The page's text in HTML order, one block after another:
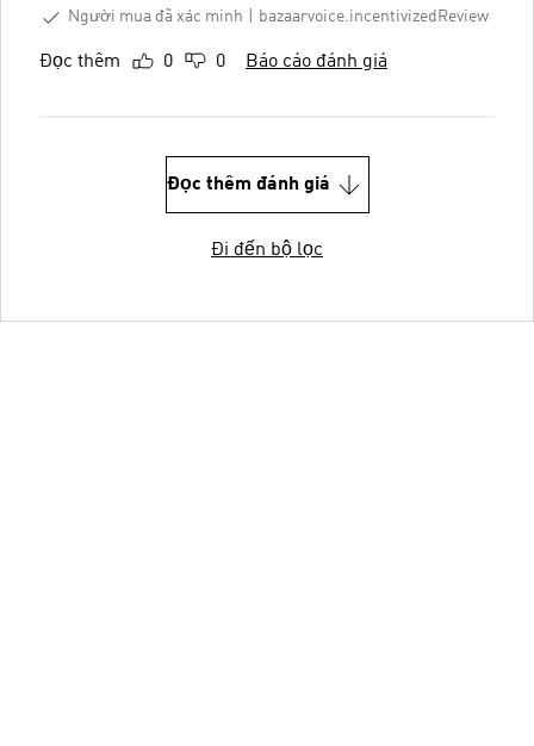
Người mua đã xác minh
bazaarvoice.incentivizedReview
Đọc thêm 0 0 Báo cáo đánh giá
Đọc thêm đánh giá
Đi đến bộ lọc